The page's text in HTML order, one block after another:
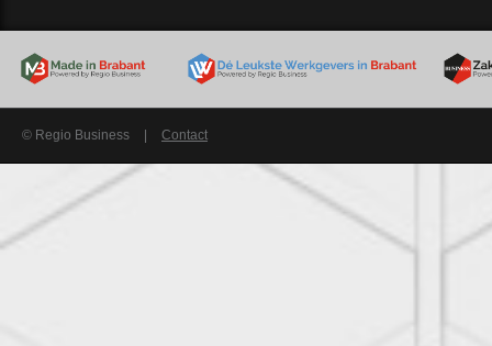
© Regio Business Contact